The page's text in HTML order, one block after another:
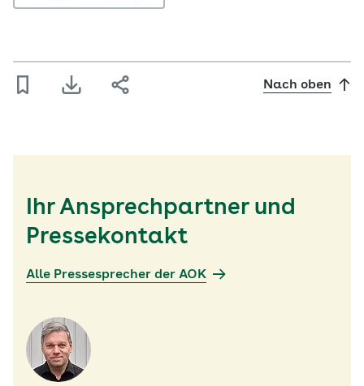
Nach oben
Ihr Ansprechpartner und
Pressekontakt
Alle Pressesprecher der AOK